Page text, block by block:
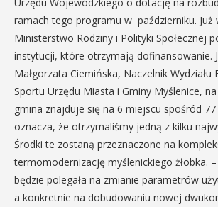
ramach tego programu w październiku. Już
Ministerstwo Rodziny i Polityki Społecznej
instytucji, które otrzymają dofinansowanie.
Małgorzata Ciemińska, Naczelnik Wydziału
Sportu Urzędu Miasta i Gminy Myślenice,
gmina znajduje się na 6 miejscu spośród
oznacza, że otrzymaliśmy jedną z kilku
Środki te zostaną przeznaczone na
termomodernizację myślenickiego żłobka.
będzie polegała na zmianie parametrów
a konkretnie na dobudowaniu nowej